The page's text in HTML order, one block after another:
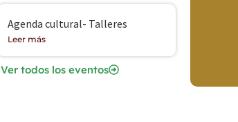
Agenda cultural- Talleres
Leer más
Ver todos los eventos